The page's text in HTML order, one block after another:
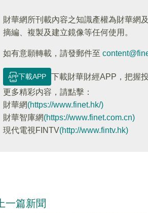
財華網所刊載內容之知識產權為財華網
摘編、複製及建立鏡像等任何使用。
如有意願轉載，請發郵件至
下載APP
下載財華財經APP，把握
更多精彩内容，請點擊：
財華網(https://www.finet.hk/)
財華智庫網(https://www.finet.com.cn)
現代電視FINTV(http://www.fintv.hk)
上一篇新聞